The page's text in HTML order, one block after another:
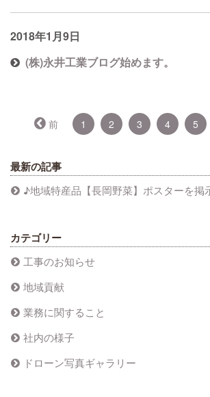
2018年1月9日
(株)永井工業ブログ始めます。
前 1 2 3 4 5
最新の記事
♪地域特産品【長岡野菜】ポスターを掲
カテゴリー
工事のお知らせ
地域貢献
業務に関すること
社内の様子
ドローン写真ギャラリー